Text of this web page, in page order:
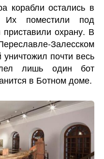
корабли остались в
Их поместили под
охрану. В
Залесском
почти весь
лишь один бот
в Ботном доме.